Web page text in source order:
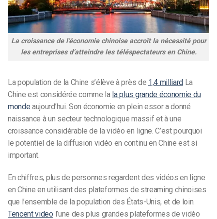
La croissance de l’économie chinoise accroît la nécessité pour
les entreprises d’atteindre les téléspectateurs en Chine.
La population de la Chine s’élève à près de 1,4 milliard La
Chine est considérée comme la la plus grande économie du
monde aujourd’hui. Son économie en plein essor a donné
naissance à un secteur technologique massif et à une
croissance considérable de la vidéo en ligne. C’est pourquoi
le potentiel de la diffusion vidéo en continu en Chine est si
important.
En chiffres, plus de personnes regardent des vidéos en ligne
en Chine en utilisant des plateformes de streaming chinoises
que l’ensemble de la population des États-Unis, et de loin.
Tencent video l’une desplus grandes plateformes de vidéo